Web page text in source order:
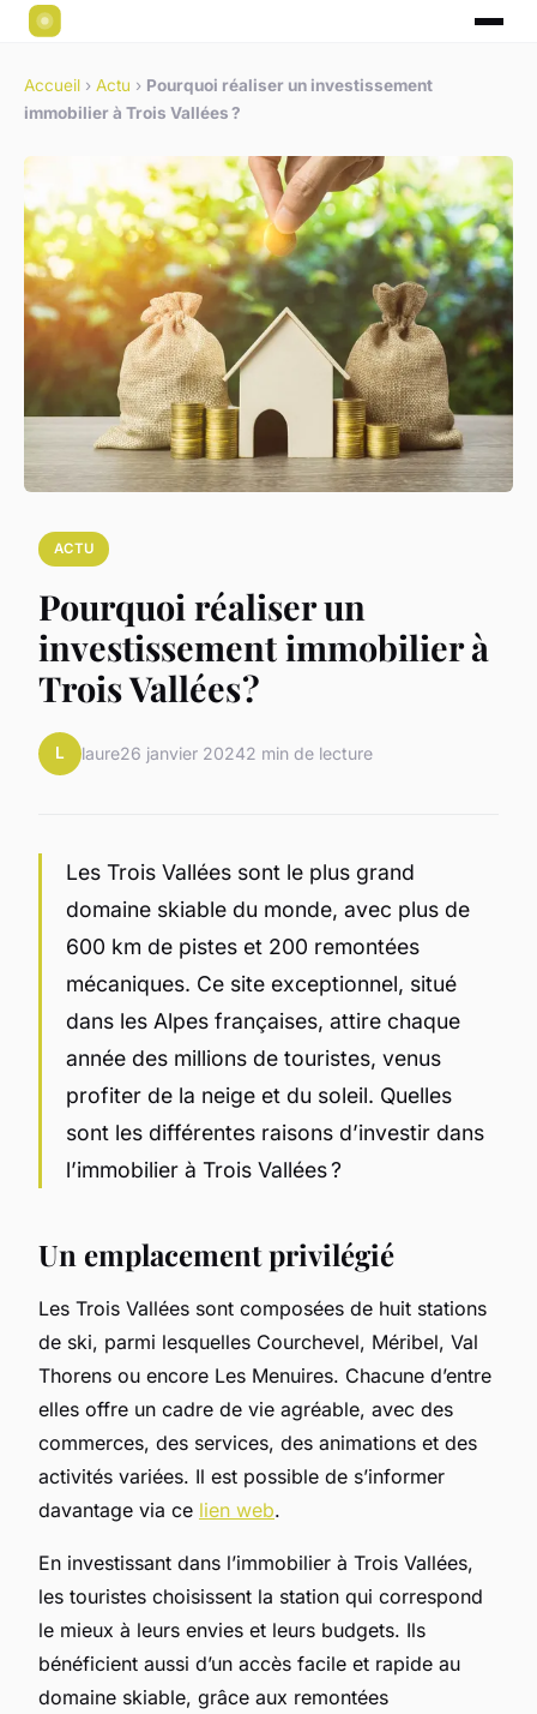
Accueil › Actu › Pourquoi réaliser un investissement
immobilier à Trois Vallées ?
ACTU
Pourquoi réaliser un
investissement immobilier à
Trois Vallées ?
L laure26 janvier 20242 min de lecture
Les Trois Vallées sont le plus grand
domaine skiable du monde, avec plus de
600 km de pistes et 200 remontées
mécaniques. Ce site exceptionnel, situé
dans les Alpes françaises, attire chaque
année des millions de touristes, venus
profiter de la neige et du soleil. Quelles
sont les différentes raisons d’investir dans
l’immobilier à Trois Vallées ?
Un emplacement privilégié
Les Trois Vallées sont composées de huit stations
de ski, parmi lesquelles Courchevel, Méribel, Val
Thorens ou encore Les Menuires. Chacune d’entre
elles offre un cadre de vie agréable, avec des
commerces, des services, des animations et des
activités variées. Il est possible de s’informer
davantage via ce lien web.
En investissant dans l’immobilier à Trois Vallées,
les touristes choisissent la station qui correspond
le mieux à leurs envies et leurs budgets. Ils
bénéficient aussi d’un accès facile et rapide au
domaine skiable, grâce aux remontées